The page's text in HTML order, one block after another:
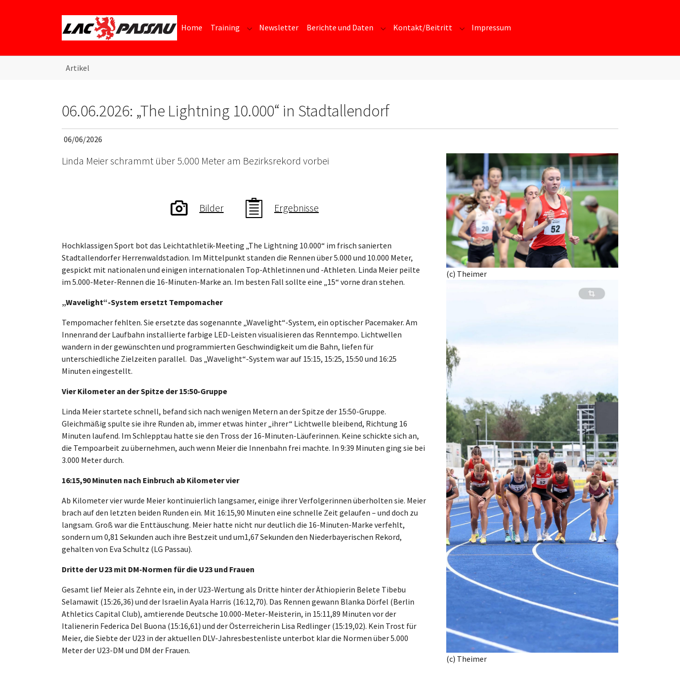
Home Training Submenu for "Training"
Newsletter Berichte und Daten Submenu for "Berichte und Daten"
Kontakt/Beitritt Submenu for "Kontakt/Beitritt"
Impressum
Artikel
06.06.2026: „The Lightning 10.000“ in Stadtallendorf
06/06/2026
Linda Meier schrammt über 5.000 Meter am Bezirksrekord vorbei
Bilder Ergebnisse
Hochklassigen Sport bot das Leichtathletik-Meeting „The Lightning 10.000“ im frisch sanierten
Stadtallendorfer Herrenwaldstadion. Im Mittelpunkt standen die Rennen über 5.000 und 10.000 Meter,
gespickt mit nationalen und einigen internationalen Top-Athletinnen und -Athleten. Linda Meier peilte
im 5.000-Meter-Rennen die 16-Minuten-Marke an. Im besten Fall sollte eine „15“ vorne dran stehen.
„Wavelight“-System ersetzt Tempomacher
Tempomacher fehlten. Sie ersetzte das sogenannte „Wavelight“-System, ein optischer Pacemaker. Am
Innenrand der Laufbahn installierte farbige LED-Leisten visualisieren das Renntempo. Lichtwellen
wandern in der gewünschten und programmierten Geschwindigkeit um die Bahn, liefen für
unterschiedliche Zielzeiten parallel. Das „Wavelight“-System war auf 15:15, 15:25, 15:50 und 16:25
Minuten eingestellt.
Vier Kilometer an der Spitze der 15:50-Gruppe
Linda Meier startete schnell, befand sich nach wenigen Metern an der Spitze der 15:50-Gruppe.
Gleichmäßig spulte sie ihre Runden ab, immer etwas hinter „ihrer“ Lichtwelle bleibend, Richtung 16
Minuten laufend. Im Schlepptau hatte sie den Tross der 16-Minuten-Läuferinnen. Keine schickte sich an,
die Tempoarbeit zu übernehmen, auch wenn Meier die Innenbahn frei machte. In 9:39 Minuten ging sie bei
3.000 Meter durch.
16:15,90 Minuten nach Einbruch ab Kilometer vier
Ab Kilometer vier wurde Meier kontinuierlich langsamer, einige ihrer Verfolgerinnen überholten sie. Meier
brach auf den letzten beiden Runden ein. Mit 16:15,90 Minuten eine schnelle Zeit gelaufen – und doch zu
langsam. Groß war die Enttäuschung. Meier hatte nicht nur deutlich die 16-Minuten-Marke verfehlt,
sondern um 0,81 Sekunden auch ihre Bestzeit und um1,67 Sekunden den Niederbayerischen Rekord,
gehalten von Eva Schultz (LG Passau).
Dritte der U23 mit DM-Normen für die U23 und Frauen
Gesamt lief Meier als Zehnte ein, in der U23-Wertung als Dritte hinter der Äthiopierin Belete Tibebu
Selamawit (15:26,36) und der Israelin Ayala Harris (16:12,70). Das Rennen gewann Blanka Dörfel (Berlin
Athletics Capital Club), amtierende Deutsche 10.000-Meter-Meisterin, in 15:11,89 Minuten vor der
Italienerin Federica Del Buona (15:16,61) und der Österreicherin Lisa Redlinger (15:19,02). Kein Trost für
Meier, die Siebte der U23 in der aktuellen DLV-Jahresbestenliste unterbot klar die Normen über 5.000
Meter der U23-DM und DM der Frauen.
(c) Theimer
(c) Theimer